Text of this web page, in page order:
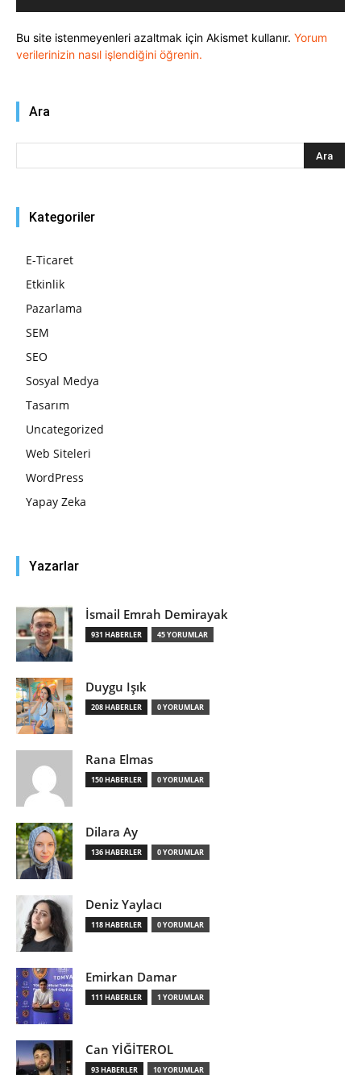
Bu site istenmeyenleri azaltmak için Akismet kullanır. Yorum
verilerinizin nasıl işlendiğini öğrenin.
Ara
Kategoriler
E-Ticaret
Etkinlik
Pazarlama
SEM
SEO
Sosyal Medya
Tasarım
Uncategorized
Web Siteleri
WordPress
Yapay Zeka
Yazarlar
İsmail Emrah Demirayak
931 HABERLER 45 YORUMLAR
Duygu Işık
208 HABERLER 0 YORUMLAR
Rana Elmas
150 HABERLER 0 YORUMLAR
Dilara Ay
136 HABERLER 0 YORUMLAR
Deniz Yaylacı
118 HABERLER 0 YORUMLAR
Emirkan Damar
111 HABERLER 1 YORUMLAR
Can YİĞİTEROL
93 HABERLER 10 YORUMLAR